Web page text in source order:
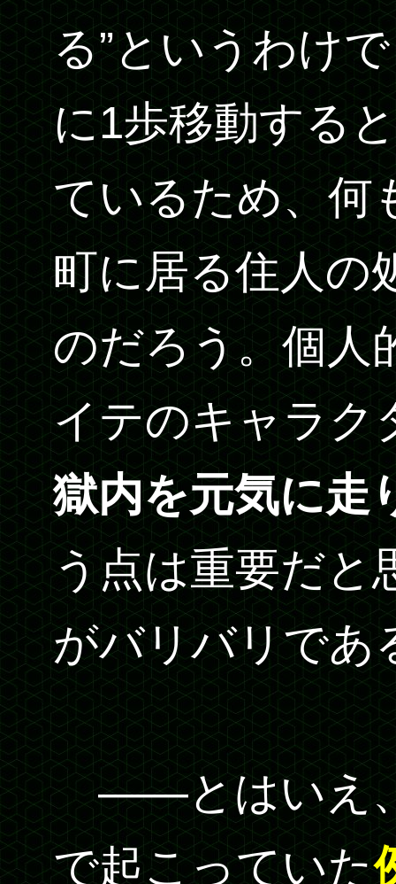
る”というわけ
に1歩移動する
ているため、何
町に居る住人の
のだろう。個人
イテのキャラク
獄内を元気に走
う点は重要だと
がバリバリであ
――とはいえ、
で起こっていた